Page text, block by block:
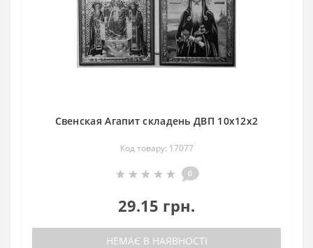
Свенская Агапит складень ДВП 10х12х2
Код товару: 17077
0
29.15 грн.
НЕМАЄ В НАЯВНОСТІ